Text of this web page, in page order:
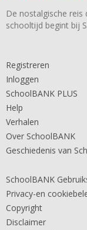
De nostalgische
schooltijd begint bij
Registreren
Inloggen
SchoolBANK PLUS
Help
Verhalen
Over SchoolBANK
Geschiedenis van
SchoolBANK
Privacy-en
Copyright
Disclaimer